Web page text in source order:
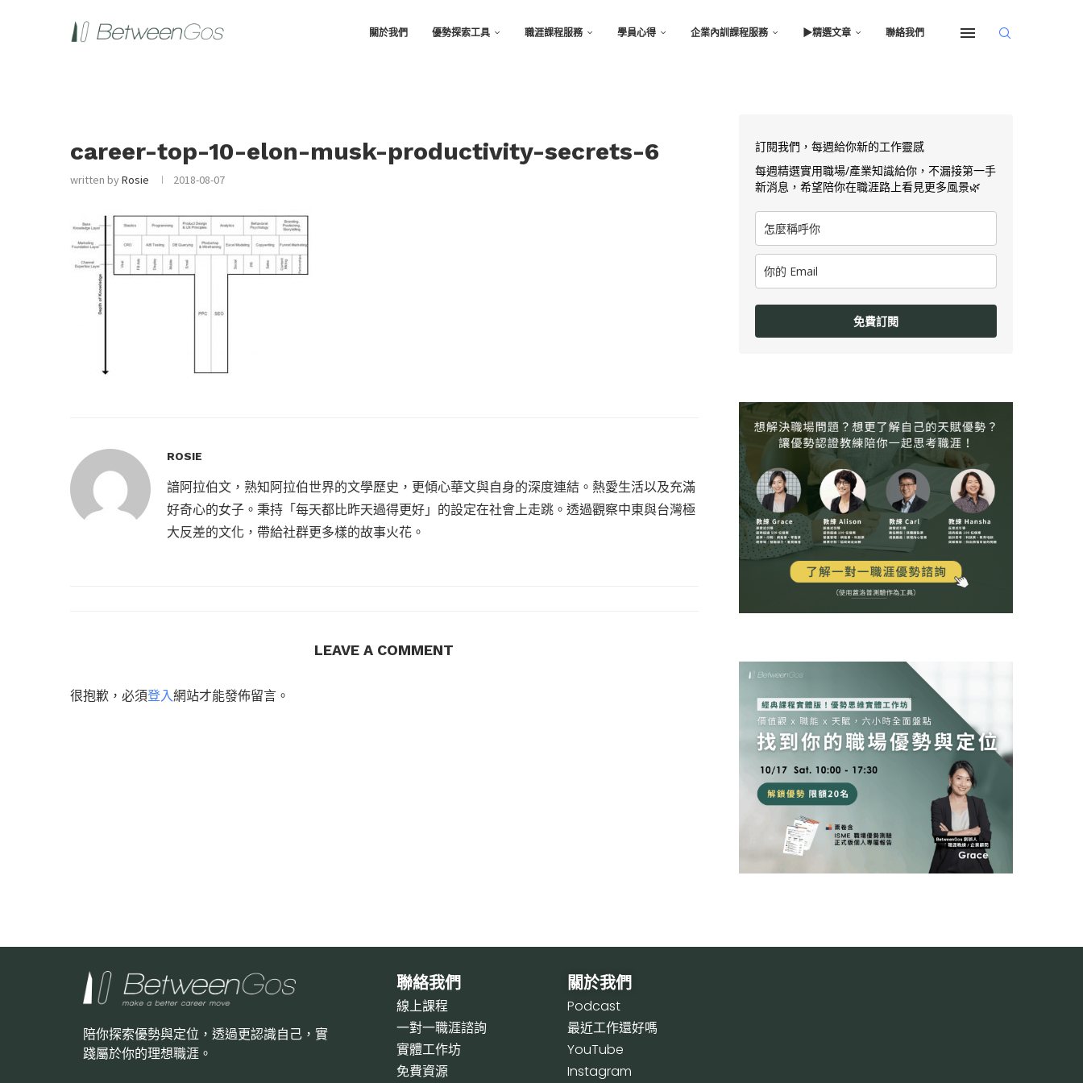
關於我們 優勢探索工具 職涯課程服務 學員心得 企業內訓課程服務 ▶︎精選文章 聯絡我們
career-top-10-elon-musk-productivity-secrets-6
written byRosie 2018-08-07
ROSIE
諳阿拉伯文，熟知阿拉伯世界的文學歷史，更傾心華文與自身的深度連結。熱愛生活以及充滿
好奇心的女子。秉持「每天都比昨天過得更好」的設定在社會上走跳。透過觀察中東與台灣極
大反差的文化，帶給社群更多樣的故事火花。
LEAVE A COMMENT
很抱歉，必須登入網站才能發佈留言。
訂閱我們，每週給你新的工作靈感
每週精選實用職場/產業知識給你，不漏接第一手
新消息，希望陪你在職涯路上看見更多風景🌿
免費訂閱
陪你探索優勢與定位，透過更認識自己，實
踐屬於你的理想職涯。
聯絡我們
線上課程
一對一職涯諮詢
實體工作坊
免費資源
關於我們
Podcast
最近工作還好嗎
YouTube
Instagram